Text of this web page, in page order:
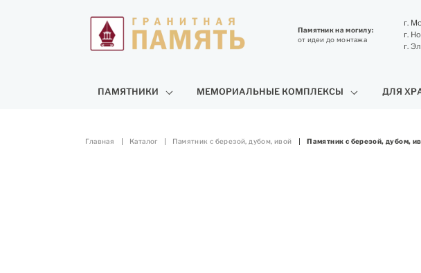
Памятник на могилу:
от идеи до монтажа
г.
г.
г.
ПАМЯТНИКИ МЕМОРИАЛЬНЫЕ КОМПЛЕКСЫ ДЛЯ
Главная Каталог Памятник с березой, дубом, ивой Памятник с березой, дубом,